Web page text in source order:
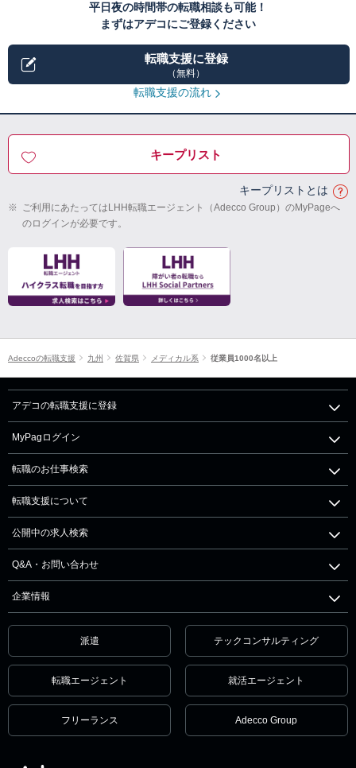
平日夜の時間帯の転職相談も可能！
まずはアデコにご登録ください
転職支援に登録
（無料）
転職支援の流れ
キープリスト
キープリストとは
※ ご利用にあたってはLHH転職エージェント（Adecco Group）のMyPageへ
のログインが必要です。
Adeccoの転職支援 九州 佐賀県 メディカル系 従業員1000名以上
アデコの転職支援に登録
MyPagログイン
転職のお仕事検索
転職支援について
公開中の求人検索
Q&A・お問い合わせ
企業情報
派遣 テックコンサルティング
転職エージェント 就活エージェント
フリーランス Adecco Group